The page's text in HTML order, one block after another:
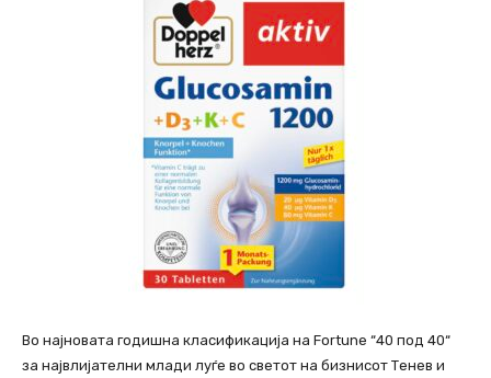
Во најновата годишна класификација на Fortune “40 под 40“
за највлијателни млади луѓе во светот на бизнисот Тенев и